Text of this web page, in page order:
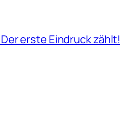
erste Eindruck zählt!